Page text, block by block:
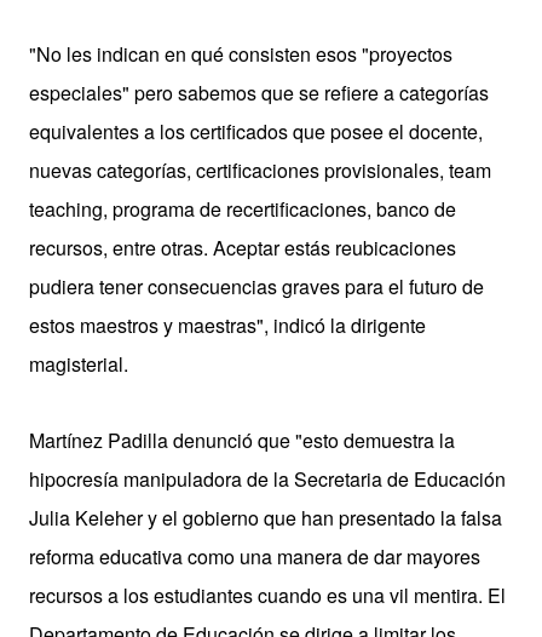
"No les indican en qué consisten esos "proyectos
especiales" pero sabemos que se refiere a categorías
equivalentes a los certificados que posee el docente,
nuevas categorías, certificaciones provisionales, team
teaching, programa de recertificaciones, banco de
recursos, entre otras. Aceptar estás reubicaciones
pudiera tener consecuencias graves para el futuro de
estos maestros y maestras", indicó la dirigente
magisterial.
Martínez Padilla denunció que "esto demuestra la
hipocresía manipuladora de la Secretaria de Educación
Julia Keleher y el gobierno que han presentado la falsa
reforma educativa como una manera de dar mayores
recursos a los estudiantes cuando es una vil mentira. El